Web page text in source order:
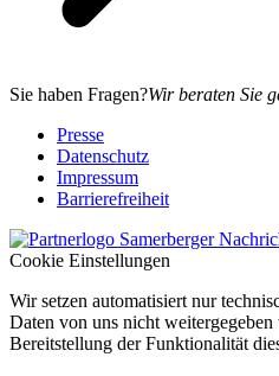
Sie haben Fragen?Wir beraten Sie
Presse
Datenschutz
Impressum
Barrierefreiheit
Cookie Einstellungen
Wir setzen automatisiert nur
Daten von uns nicht
Bereitstellung der Funktionalität